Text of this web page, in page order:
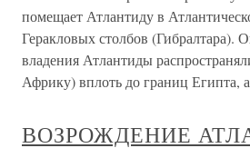
помещает Атлантиду в
Геракловых столбов (Гибралтара).
владения Атлантиды
Африку) вплоть до границ Египта, а
ВОЗРОЖДЕНИЕ